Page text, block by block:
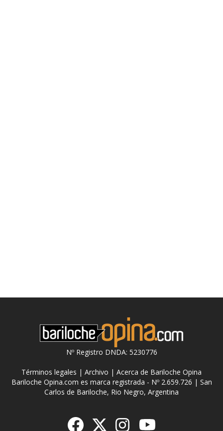
Nº Registro DNDA: 5230776
Términos legales | Archivo | Acerca de Bariloche Opina
Bariloche Opina.com es marca registrada - Nº 2.659.726 | San
Carlos de Bariloche, Rio Negro, Argentina